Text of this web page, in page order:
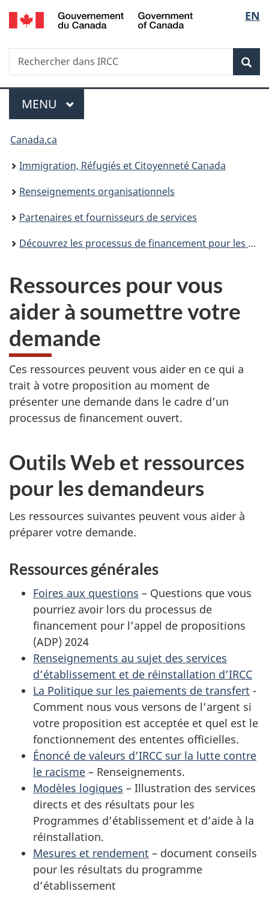
Passer
au
Passer
à
du
Passer
à
simplifiée
de
la
EN
Recherche
Rechercher
dans
Menu
MENU PRINCIPAL
Vous
êtes
ici :
Canada.ca
Immigration, Réfugiés et Citoyenneté Canada
Renseignements organisationnels
Partenaires et fournisseurs de services
Découvrez les processus de financement pour les services d’établissement
Ressources pour vous
aider à soumettre votre
demande
Ces ressources peuvent vous aider en ce qui a
trait à votre proposition au moment de
présenter une demande dans le cadre d’un
processus de financement ouvert.
Outils Web et ressources
pour les demandeurs
Les ressources suivantes peuvent vous aider à
préparer votre demande.
Ressources générales
Foires aux questions – Questions que vous
pourriez avoir lors du processus de
financement pour l’appel de propositions
(ADP) 2024
Renseignements au sujet des services
d’établissement et de réinstallation d’IRCC
La Politique sur les paiements de transfert -
Comment nous vous versons de l’argent si
votre proposition est acceptée et quel est le
fonctionnement des ententes officielles.
Énoncé de valeurs d’IRCC sur la lutte contre
le racisme – Renseignements.
Modèles logiques – Illustration des services
directs et des résultats pour les
Programmes d’établissement et d’aide à la
réinstallation.
Mesures et rendement – document conseils
pour les résultats du programme
d’établissement